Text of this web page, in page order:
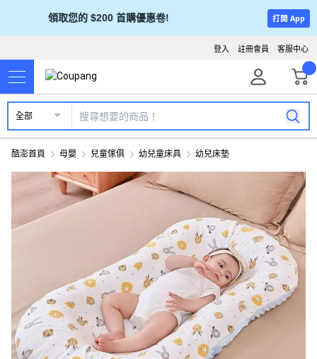
領取您的 $200 首購優惠卷! 打開 App
客服中心
註冊會員
登入
全部
酷澎首頁 母嬰 兒童傢俱 幼兒童床具 幼兒床墊